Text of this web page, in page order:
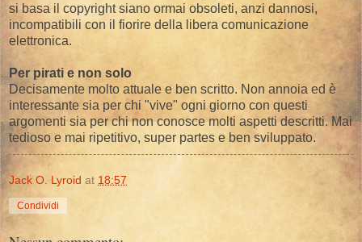
si basa il copyright siano ormai obsoleti, anzi dannosi,
incompatibili con il fiorire della libera comunicazione
elettronica.
Per pirati e non solo
Decisamente molto attuale e ben scritto. Non annoia ed è
interessante sia per chi "vive" ogni giorno con questi
argomenti sia per chi non conosce molti aspetti descritti. Mai
tedioso e mai ripetitivo, super partes e ben sviluppato.
Jack O. Lyroid at 18:57
Condividi